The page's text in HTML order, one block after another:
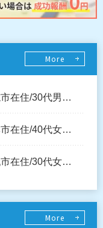
More
【浮気調査】合志市在住/30代男性/妻への違和感・・・
【浮気調査】熊本市在住/40代女性/夫の浮気調査
【浮気調査】八代市在住/30代女性/夫からの突然の離婚宣言
More